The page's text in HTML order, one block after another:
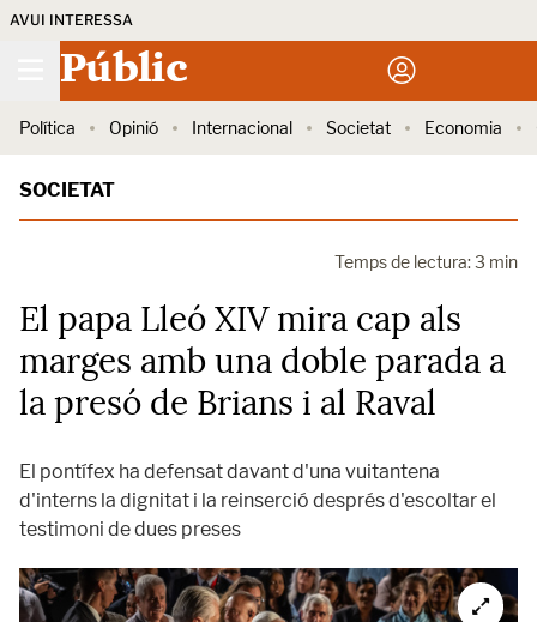
AVUI INTERESSA
Públic
Política Opinió Internacional Societat Economia
SOCIETAT
Temps de lectura: 3 min
El papa Lleó XIV mira cap als
marges amb una doble parada a
la presó de Brians i al Raval
El pontífex ha defensat davant d'una vuitantena
d'interns la dignitat i la reinserció després d'escoltar el
testimoni de dues preses